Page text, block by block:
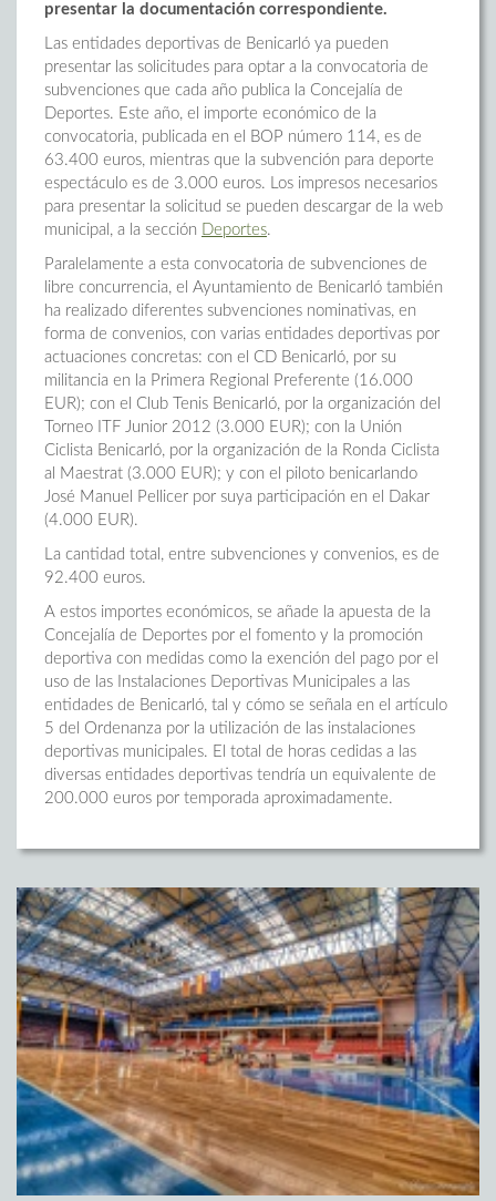
presentar la documentación correspondiente.
Las entidades deportivas de Benicarló ya pueden
presentar las solicitudes para optar a la convocatoria de
subvenciones que cada año publica la Concejalía de
Deportes. Este año, el importe económico de la
convocatoria, publicada en el BOP número 114, es de
63.400 euros, mientras que la subvención para deporte
espectáculo es de 3.000 euros. Los impresos necesarios
para presentar la solicitud se pueden descargar de la web
municipal, a la sección Deportes.
Paralelamente a esta convocatoria de subvenciones de
libre concurrencia, el Ayuntamiento de Benicarló también
ha realizado diferentes subvenciones nominativas, en
forma de convenios, con varias entidades deportivas por
actuaciones concretas: con el CD Benicarló, por su
militancia en la Primera Regional Preferente (16.000
EUR); con el Club Tenis Benicarló, por la organización del
Torneo ITF Junior 2012 (3.000 EUR); con la Unión
Ciclista Benicarló, por la organización de la Ronda Ciclista
al Maestrat (3.000 EUR); y con el piloto benicarlando
José Manuel Pellicer por suya participación en el Dakar
(4.000 EUR).
La cantidad total, entre subvenciones y convenios, es de
92.400 euros.
A estos importes económicos, se añade la apuesta de la
Concejalía de Deportes por el fomento y la promoción
deportiva con medidas como la exención del pago por el
uso de las Instalaciones Deportivas Municipales a las
entidades de Benicarló, tal y cómo se señala en el artículo
5 del Ordenanza por la utilización de las instalaciones
deportivas municipales. El total de horas cedidas a las
diversas entidades deportivas tendría un equivalente de
200.000 euros por temporada aproximadamente.